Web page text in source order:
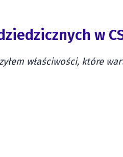
w
właściwości, które